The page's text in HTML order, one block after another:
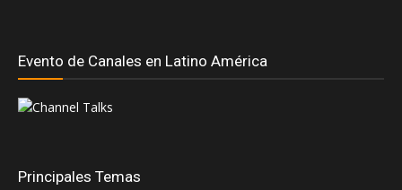
Evento de Canales en Latino América
Principales Temas